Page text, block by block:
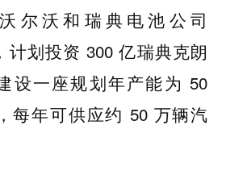
尔沃和瑞典电池公司
计划投资 300 亿瑞典克朗
设一座规划年产能为 50
每年可供应约 50 万辆汽